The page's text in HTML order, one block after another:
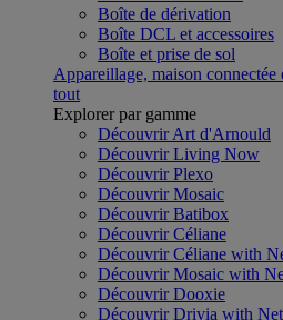
Boîte de dérivation
Boîte DCL et accessoires
Boîte et prise de sol
Appareillage, maison
tout
Explorer par gamme
Découvrir Art d'Arnould
Découvrir Living Now
Découvrir Plexo
Découvrir Mosaic
Découvrir Batibox
Découvrir Céliane
Découvrir Céliane with
Découvrir Mosaic with
Découvrir Dooxie
Découvrir Drivia with